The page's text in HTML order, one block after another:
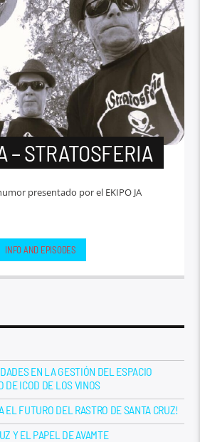
– STRATOSFERIA
presentado por el EKIPO JA
INFO AND EPISODES
EN LA GESTIÓN DEL ESPACIO
DE ICOD DE LOS VINOS
EL FUTURO DEL RASTRO DE SANTA CRUZ!
Y EL PAPEL DE AVAMTE